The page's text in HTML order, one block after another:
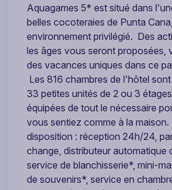
Aquagames 5* est situé dans
belles cocoteraies de Punta
environnement privilégié. Des
les âges vous seront proposées,
des vacances uniques dans ce
Les 816 chambres de l'hôtel
33 petites unités de 2 ou 3
équipées de tout le nécessaire
vous sentiez comme à la maison.
disposition : réception 24h/24,
change, distributeur automatique
service de blanchisserie*, mini-
de souvenirs*, service en